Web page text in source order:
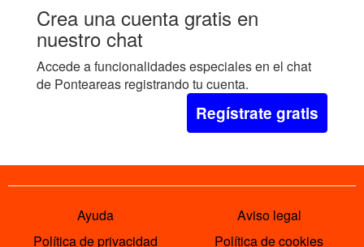
Crea una cuenta gratis en
nuestro chat
Accede a funcionalidades especiales en el chat
de Ponteareas registrando tu cuenta.
Regístrate gratis
Ayuda
Aviso legal
Política de privacidad
Política de cookies